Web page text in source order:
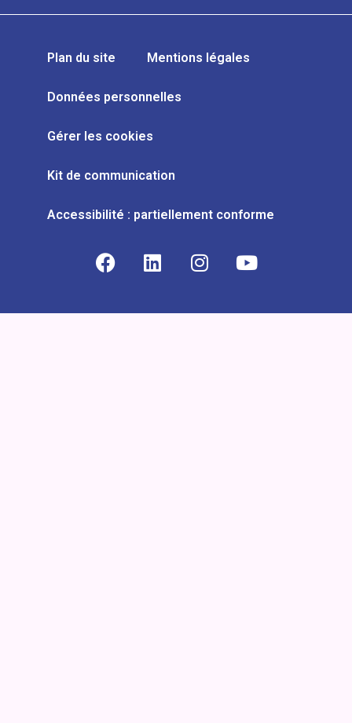
Plan du site Mentions légales
Données personnelles
Gérer les cookies
Kit de communication
Accessibilité : partiellement conforme